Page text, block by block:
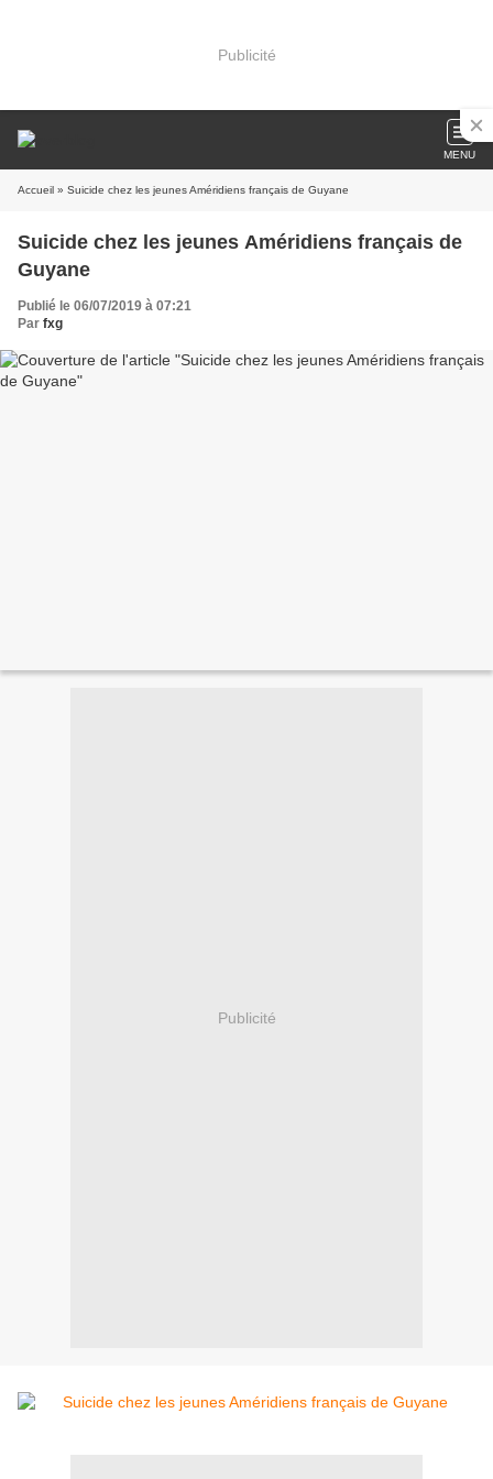
Publicité
MENU
Accueil » Suicide chez les jeunes Améridiens français de Guyane
Suicide chez les jeunes Améridiens français de
Guyane
Publié le 06/07/2019 à 07:21
Par fxg
Publicité